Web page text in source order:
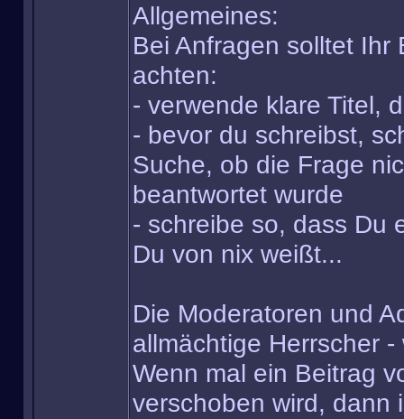
Allgemeines:
Bei Anfragen solltet
achten:
- verwende klare Titel,
- bevor du schreibst,
Suche, ob die Frage
beantwortet wurde
- schreibe so, dass Du
Du von nix weißt...
Die Moderatoren und
allmächtige Herrscher
Wenn mal ein Beitrag
verschoben wird, dann